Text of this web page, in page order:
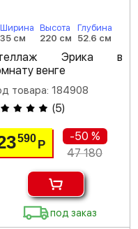
Ширина
35 см
Высота
220 см
Глубина
52.6 см
Эрика в
венге
товара: 184908
(5)
590 Р
-50 %
47 180
под заказ